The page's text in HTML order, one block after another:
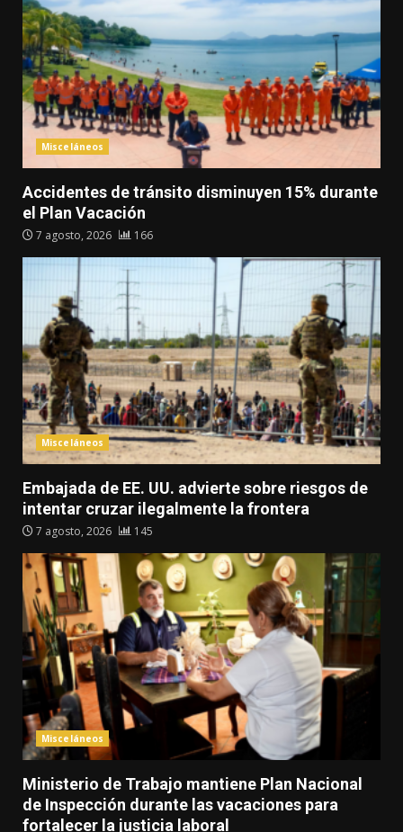
Misceláneos
Accidentes de tránsito disminuyen 15% durante
el Plan Vacación
7 agosto, 2026 166
Misceláneos
Embajada de EE. UU. advierte sobre riesgos de
intentar cruzar ilegalmente la frontera
7 agosto, 2026 145
Misceláneos
Ministerio de Trabajo mantiene Plan Nacional
de Inspección durante las vacaciones para
fortalecer la justicia laboral